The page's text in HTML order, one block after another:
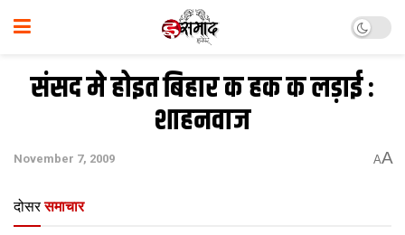
संसद मे होइत बिहार क हक क लड़ाई :
शाहनवाज
November 7, 2009 AA
दोसर समाचार